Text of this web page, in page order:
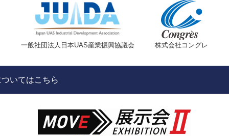
一般社団法人日本UAS産業振興協議会 株式会社コングレ
いてはこちら